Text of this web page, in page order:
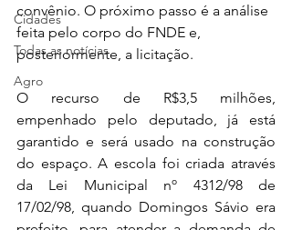
Cidades
Todas as notícias
Agro
convênio. O próximo passo é a análise
feita pelo corpo do FNDE e,
posteriormente, a licitação.
O recurso de R$3,5 milhões,
empenhado pelo deputado, já está
garantido e será usado na construção
do espaço. A escola foi criada através
da Lei Municipal nº 4312/98 de
17/02/98, quando Domingos Sávio era